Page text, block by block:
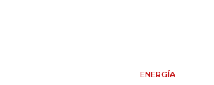
ENERGÍA